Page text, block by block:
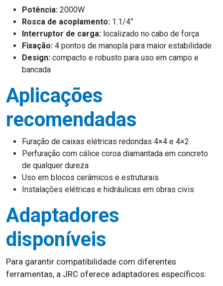
Potência: 2000W
Rosca de acoplamento: 1.1/4”
Interruptor de carga: localizado no cabo de força
Fixação: 4 pontos de manopla para maior estabilidade
Design: compacto e robusto para uso em campo e
bancada
Aplicações
recomendadas
Furação de caixas elétricas redondas 4×4 e 4×2
Perfuração com cálice coroa diamantada em concreto
de qualquer dureza
Uso em blocos cerâmicos e estruturais
Instalações elétricas e hidráulicas em obras civis
Adaptadores
disponíveis
Para garantir compatibilidade com diferentes
ferramentas, a JRC oferece adaptadores específicos: